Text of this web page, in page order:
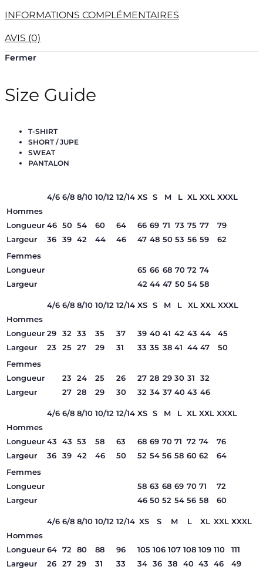
INFORMATIONS COMPLÉMENTAIRES
AVIS (0)
Fermer
Size Guide
T-SHIRT
SHORT / JUPE
SWEAT
PANTALON
4/6 6/8 8/10 10/12 12/14 XS S M L XL XXL XXXL
Hommes
Longueur 46 50 54 60 64 66 69 71 73 75 77
79
Largeur
36 39 42 44 46 47 48 50 53 56 59
62
Femmes
Longueur
65 66 68 70 72 74
Largeur
42 44 47 50 54 58
4/6 6/8 8/10 10/12 12/14 XS S M L XL XXL XXXL
Hommes
Longueur 29 32 33 35 37 39 40 41 42 43 44
45
Largeur
23 25 27 29 31 33 35 38 41 44 47
50
Femmes
Longueur
23 24 25 26 27 28 29 30 31
32
Largeur
27 28 29 30 32 34 37 40 43 46
4/6 6/8 8/10 10/12 12/14 XS S M L XL XXL XXXL
Hommes
Longueur 43 43 53 58 63 68 69 70 71 72 74
76
Largeur
36 39 42 46 50 52 54 56 58 60 62
64
Femmes
Longueur
58 63 68 69 70 71
72
Largeur
46 50 52 54 56 58 60
4/6 6/8 8/10 10/12 12/14 XS S M L XL XXL XXXL
Hommes
Longueur 64 72 80 88 96 105 106 107 108 109 110
111
Largeur
26 27 29 31 33 34 36 38 40 43 46
49